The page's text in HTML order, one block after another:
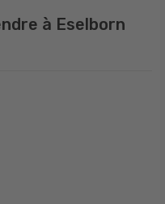
à Eselborn